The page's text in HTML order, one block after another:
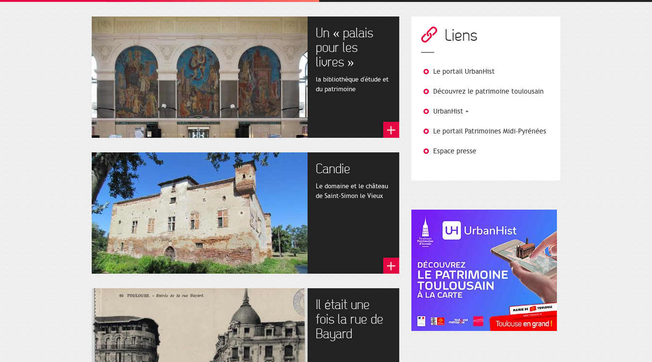
Un « palais
pour les
livres »
la bibliothèque d'étude et
du patrimoine
Candie
Le domaine et le château
de Saint-Simon le Vieux
Il était une
fois la rue de
Bayard
Liens
Le portail UrbanHist
Découvrez le patrimoine toulousain
UrbanHist +
Le portail Patrimoines Midi-Pyrénées
Espace presse